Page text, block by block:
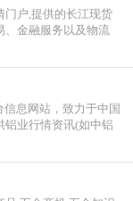
门户,提供的长江现货
、金融服务以及物流
的风向标,点击率居世
息网站，致力于中国
铝业行情资讯(如中铝
应用)、铝业知识分类